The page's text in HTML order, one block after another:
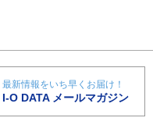
最新情報をいち早くお届け！
I-O DATA メールマガジン